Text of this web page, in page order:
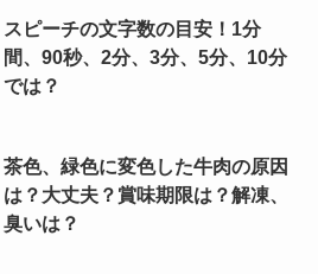
スピーチの文字数の目安！1分
間、90秒、2分、3分、5分、10分
では？
茶色、緑色に変色した牛肉の原因
は？大丈夫？賞味期限は？解凍、
臭いは？